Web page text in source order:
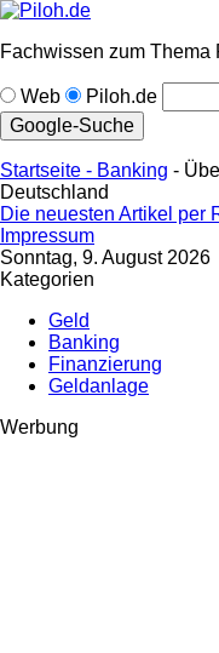
Fachwissen zum Thema
Web Piloh.de
Startseite - Banking -
Deutschland
Die neuesten Artikel per
Impressum
Sonntag, 9. August 2026
Kategorien
Geld
Banking
Finanzierung
Geldanlage
Werbung